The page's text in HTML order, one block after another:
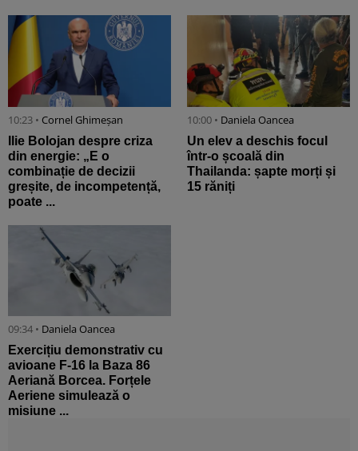
10:23 • Cornel Ghimeșan
Ilie Bolojan despre criza
din energie: „E o
combinație de decizii
greșite, de incompetență,
poate ...
10:00 • Daniela Oancea
Un elev a deschis focul
într-o școală din
Thailanda: șapte morți și
15 răniți
09:34 • Daniela Oancea
Exercițiu demonstrativ cu
avioane F-16 la Baza 86
Aeriană Borcea. Forțele
Aeriene simulează o
misiune ...